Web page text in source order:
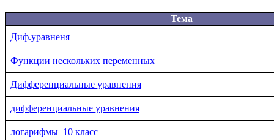
Тема
Диф.уравненя
Функции нескольких переменных
Дифференциальные уравнения
дифференциальные уравнения
логарифмы_10 класс